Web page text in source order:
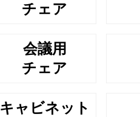
チェア
会議用
チェア
キャビネット